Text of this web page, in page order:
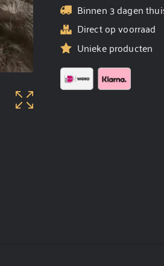
Binnen 3 dagen
Direct op voorraad
Unieke producten